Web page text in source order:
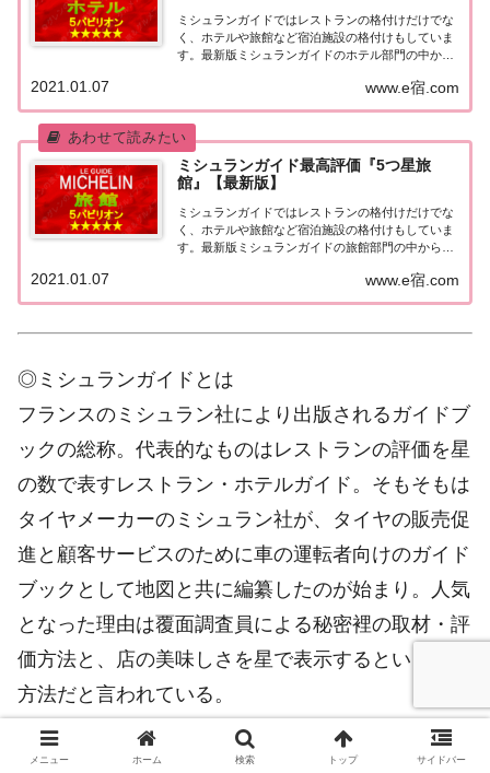
ミシュランガイドではレストランの格付けだけでな
く、ホテルや旅館など宿泊施設の格付けもしていま
す。最新版ミシュランガイドのホテル部門の中から
をまとめてみました♪ いずれのホテルも人気ランキ
ングなどで常に上位を賑わす有名ホテル。各ホテル
の...
www.e宿.com
2021.01.07
ミシュランガイド最高評価『5つ星旅
館』【最新版】
ミシュランガイドではレストランの格付けだけでな
く、ホテルや旅館など宿泊施設の格付けもしていま
す。最新版ミシュランガイドの旅館部門の中から最
とめてみました♪ いずれも人気ランキングなどで常
に上位を賑わす有名旅館。各旅館の情報と口コミ評
www.e宿.com
2021.01.07
◎ミシュランガイドとは
フランスのミシュラン社により出版されるガイドブ
ックの総称。代表的なものはレストランの評価を星
の数で表すレストラン・ホテルガイド。そもそもは
タイヤメーカーのミシュラン社が、タイヤの販売促
進と顧客サービスのために車の運転者向けのガイド
ブックとして地図と共に編纂したのが始まり。人気
となった理由は覆面調査員による秘密裡の取材・評
価方法と、店の美味しさを星で表示するという評価
方法だと言われている。
▽全国のトレンド宿
メニュー ホーム 検索 トップ サイドバー